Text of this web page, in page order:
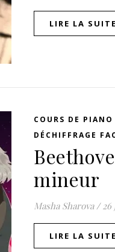
LIRE LA SUITE
COURS DE PIANO
DÉCHIFFRAGE
mineur
Masha Sharova / 26
LIRE LA SUITE